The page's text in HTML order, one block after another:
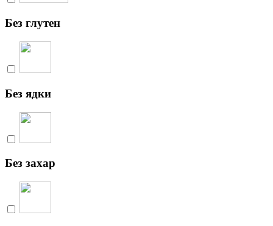
Без глутен
Без ядки
Без захар